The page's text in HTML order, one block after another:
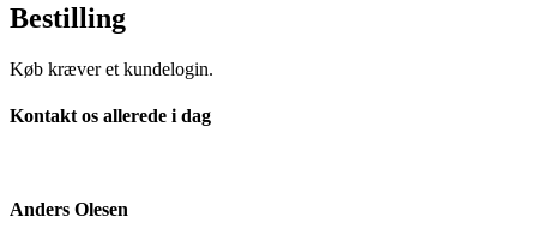
Bestilling
Køb kræver et kundelogin.
Kontakt os allerede i dag
Anders Olesen